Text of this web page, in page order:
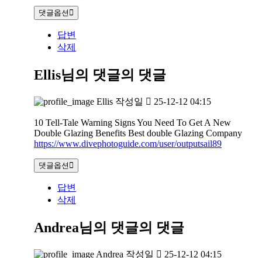
댓글옵션
답변
삭제
Ellis님의 댓글의 댓글
Ellis 작성일 25-12-12 04:15
10 Tell-Tale Warning Signs You Need To Get A New
Double Glazing Benefits Best double Glazing Company
https://www.divephotoguide.com/user/outputsail89
댓글옵션
답변
삭제
Andrea님의 댓글의 댓글
Andrea 작성일 25-12-12 04:15